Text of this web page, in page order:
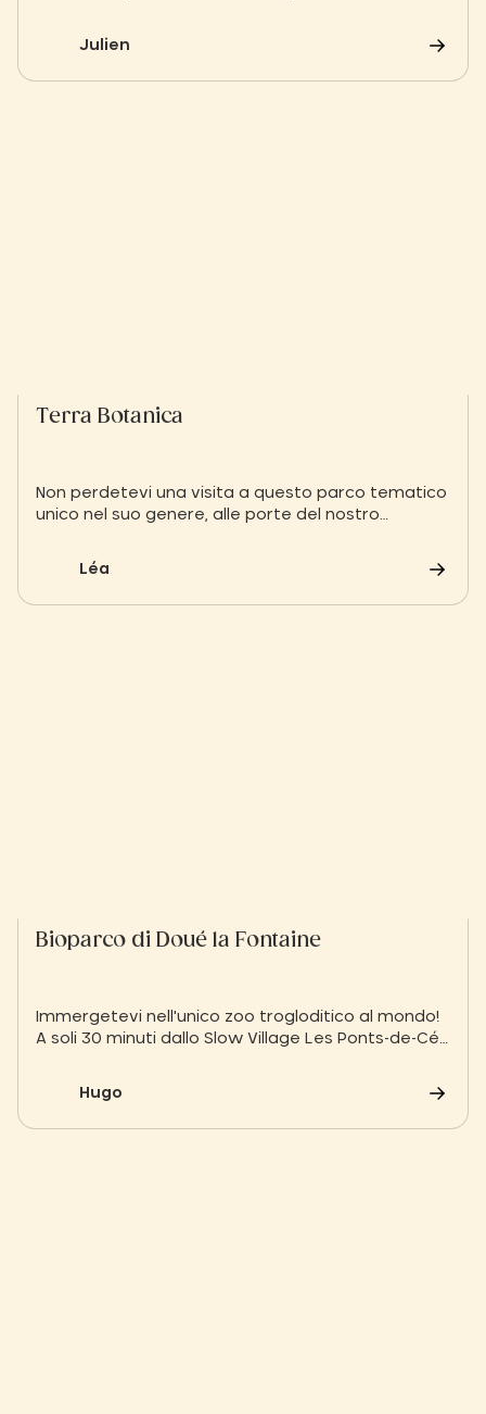
Julien
Terra Botanica
Non perdetevi una visita a questo parco tematico
unico nel suo genere, alle porte del nostro
unico nel suo genere: è sia un parco orticolo che
passeggiata tra migliaia di specie di piante e
Léa
Bioparco di Doué la Fontaine
Immergetevi nell'unico zoo trogloditico al mondo!
A soli 30 minuti dallo Slow Village Les Ponts-de-Cé,
coinvolgente e impegnata a favore della
biodiversità.
Hugo